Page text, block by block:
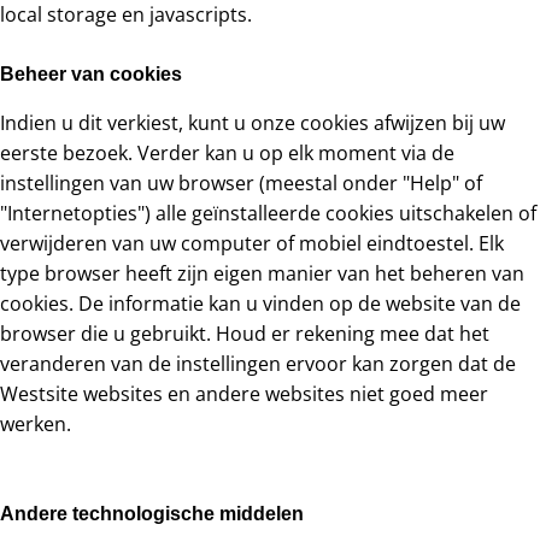
local storage en javascripts.
Beheer van cookies
Indien u dit verkiest, kunt u onze cookies afwijzen bij uw
eerste bezoek. Verder kan u op elk moment via de
instellingen van uw browser (meestal onder "Help" of
"Internetopties") alle geïnstalleerde cookies uitschakelen of
verwijderen van uw computer of mobiel eindtoestel. Elk
type browser heeft zijn eigen manier van het beheren van
cookies. De informatie kan u vinden op de website van de
browser die u gebruikt. Houd er rekening mee dat het
veranderen van de instellingen ervoor kan zorgen dat de
Westsite websites en andere websites niet goed meer
werken.
Andere technologische middelen